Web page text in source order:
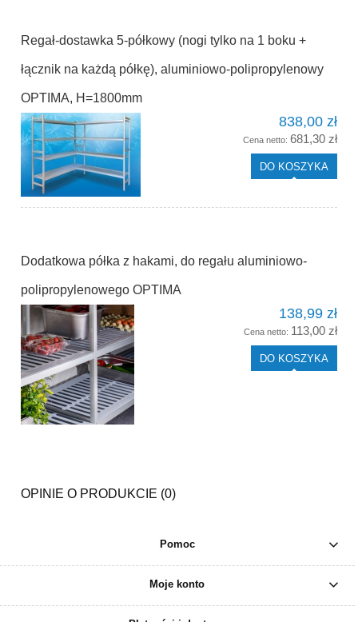
Regał-dostawka 5-półkowy (nogi tylko na 1 boku +
łącznik na każdą półkę), aluminiowo-polipropylenowy
OPTIMA, H=1800mm
838,00 zł
Cena netto: 681,30 zł
DO KOSZYKA
Dodatkowa półka z hakami, do regału aluminiowo-
polipropylenowego OPTIMA
138,99 zł
Cena netto: 113,00 zł
DO KOSZYKA
OPINIE O PRODUKCIE (0)
Pomoc
Moje konto